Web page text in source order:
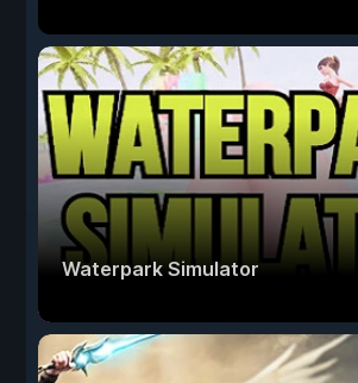
Waterpark Simulator